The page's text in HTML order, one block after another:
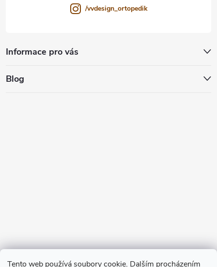
Tento web používá soubory cookie. Dalším procházením
/vvdesign_ortopedik
Informace pro vás
Blog